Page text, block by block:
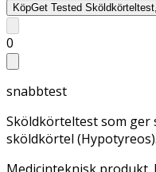
KöpGet Tested
0
snabbtest
Sköldkörteltest som ger
sköldkörtel (Hypotyreos).
Medicinteknisk produkt.